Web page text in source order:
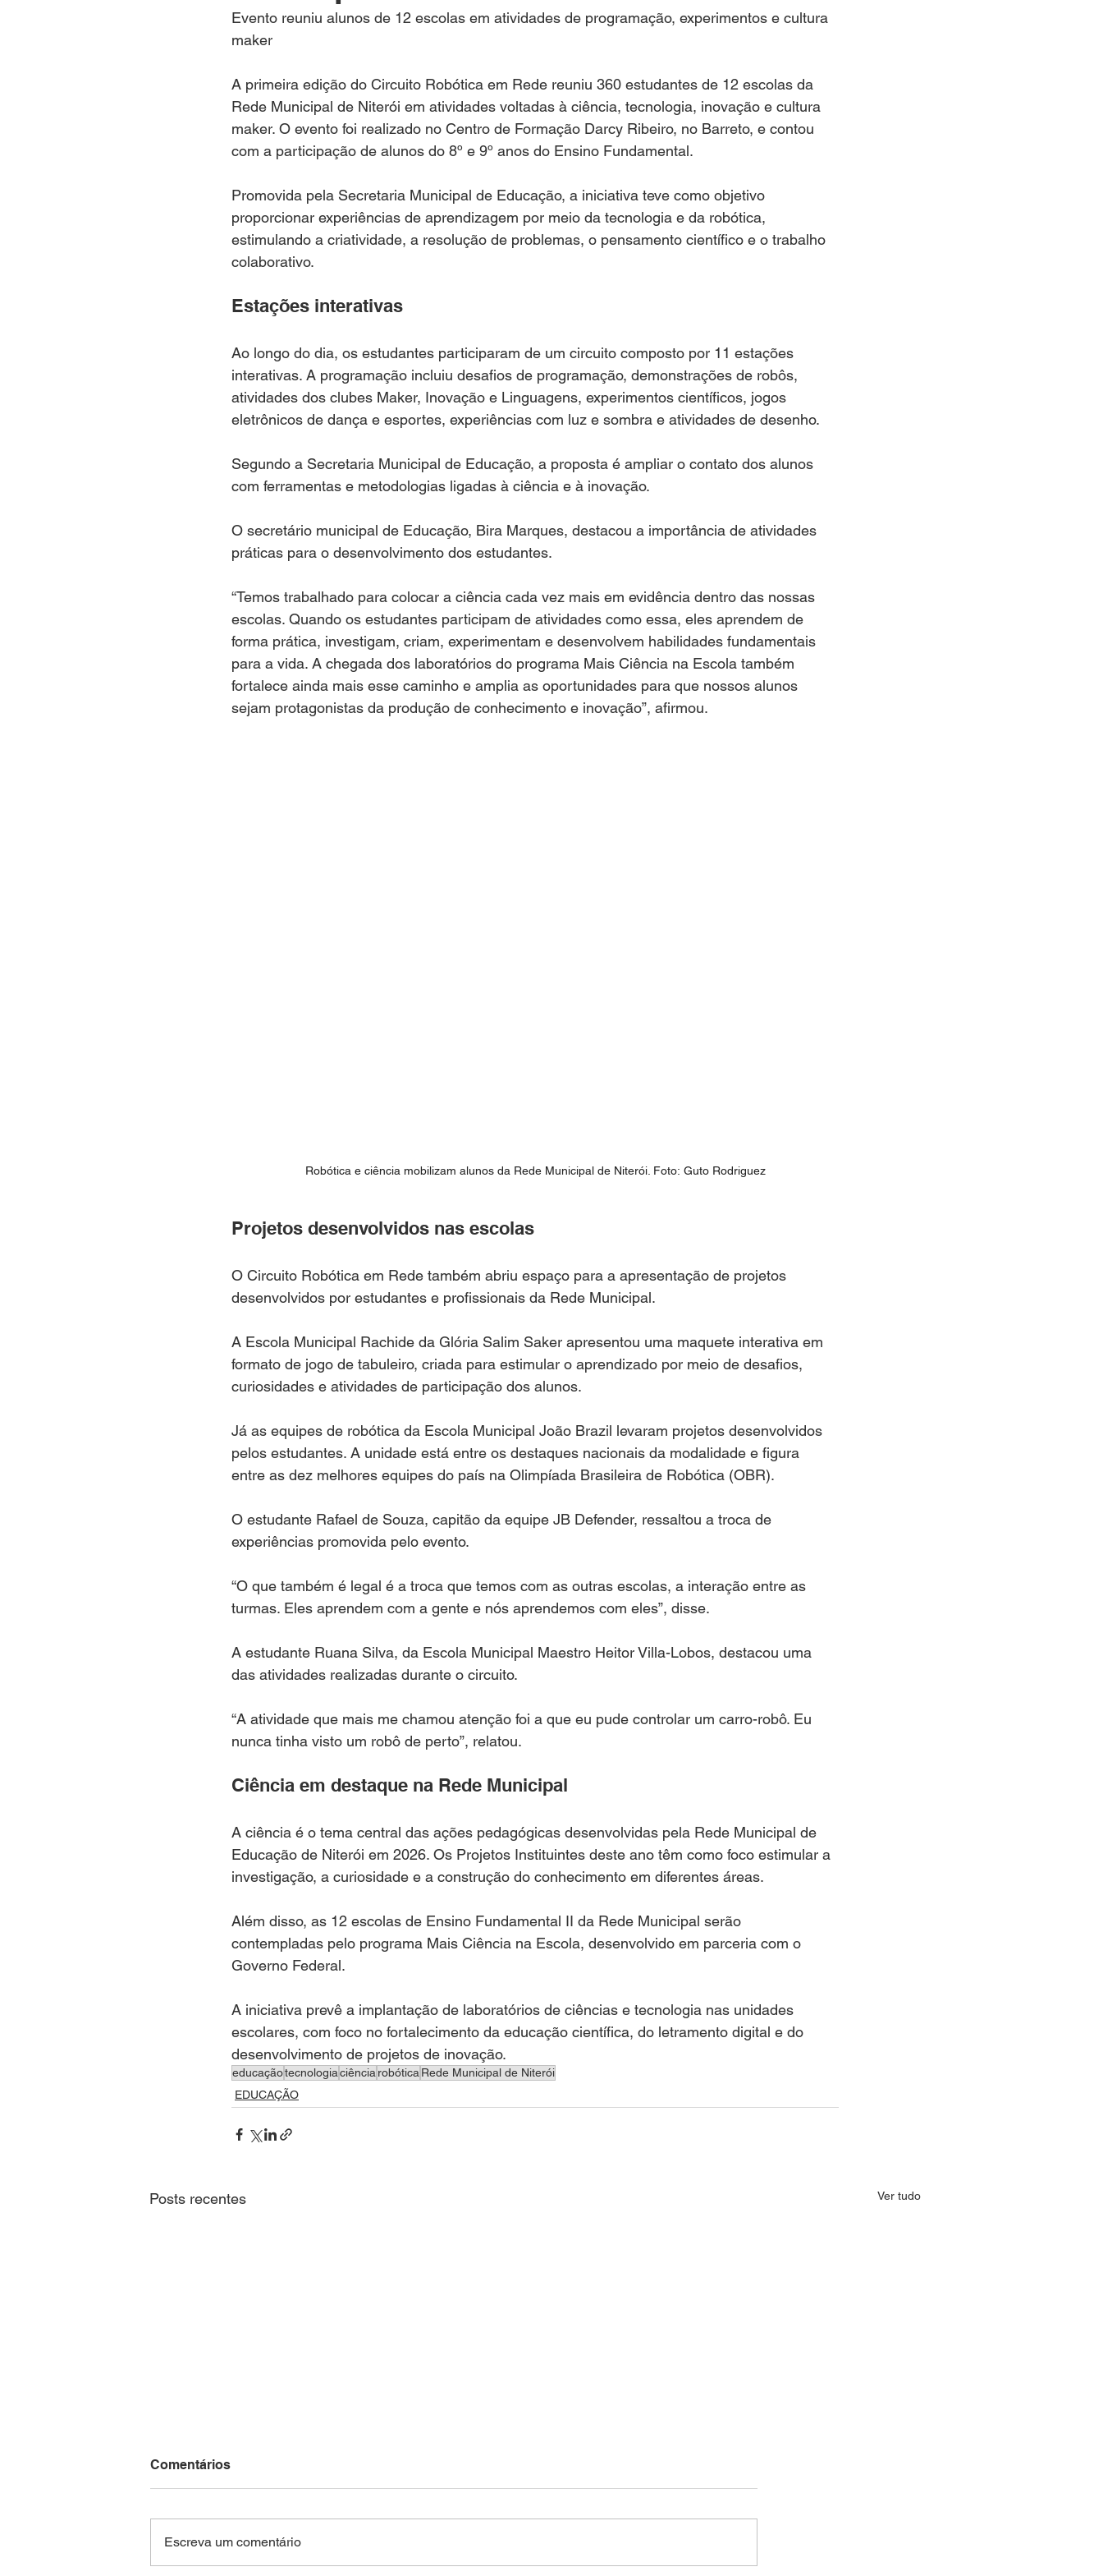
EMPRESAS E NEGÓCIOS
ESPIRITUALIDADE MULHER DIREITO ANIMAL MÍDIA
Evento reuniu alunos de 12 escolas em atividades de programação, experimentos e cultura
maker
A primeira edição do Circuito Robótica em Rede reuniu 360 estudantes de 12 escolas da
Rede Municipal de Niterói em atividades voltadas à ciência, tecnologia, inovação e cultura
maker. O evento foi realizado no Centro de Formação Darcy Ribeiro, no Barreto, e contou
com a participação de alunos do 8º e 9º anos do Ensino Fundamental.
Promovida pela Secretaria Municipal de Educação, a iniciativa teve como objetivo
proporcionar experiências de aprendizagem por meio da tecnologia e da robótica,
estimulando a criatividade, a resolução de problemas, o pensamento científico e o trabalho
colaborativo.
Estações interativas
Ao longo do dia, os estudantes participaram de um circuito composto por 11 estações
interativas. A programação incluiu desafios de programação, demonstrações de robôs,
atividades dos clubes Maker, Inovação e Linguagens, experimentos científicos, jogos
eletrônicos de dança e esportes, experiências com luz e sombra e atividades de desenho.
Segundo a Secretaria Municipal de Educação, a proposta é ampliar o contato dos alunos
com ferramentas e metodologias ligadas à ciência e à inovação.
O secretário municipal de Educação, Bira Marques, destacou a importância de atividades
práticas para o desenvolvimento dos estudantes.
“Temos trabalhado para colocar a ciência cada vez mais em evidência dentro das nossas
escolas. Quando os estudantes participam de atividades como essa, eles aprendem de
forma prática, investigam, criam, experimentam e desenvolvem habilidades fundamentais
para a vida. A chegada dos laboratórios do programa Mais Ciência na Escola também
fortalece ainda mais esse caminho e amplia as oportunidades para que nossos alunos
sejam protagonistas da produção de conhecimento e inovação”, afirmou.
Robótica e ciência mobilizam alunos da Rede Municipal de Niterói. Foto: Guto Rodriguez
Projetos desenvolvidos nas escolas
O Circuito Robótica em Rede também abriu espaço para a apresentação de projetos
desenvolvidos por estudantes e profissionais da Rede Municipal.
A Escola Municipal Rachide da Glória Salim Saker apresentou uma maquete interativa em
formato de jogo de tabuleiro, criada para estimular o aprendizado por meio de desafios,
curiosidades e atividades de participação dos alunos.
Já as equipes de robótica da Escola Municipal João Brazil levaram projetos desenvolvidos
pelos estudantes. A unidade está entre os destaques nacionais da modalidade e figura
entre as dez melhores equipes do país na Olimpíada Brasileira de Robótica (OBR).
O estudante Rafael de Souza, capitão da equipe JB Defender, ressaltou a troca de
experiências promovida pelo evento.
“O que também é legal é a troca que temos com as outras escolas, a interação entre as
turmas. Eles aprendem com a gente e nós aprendemos com eles”, disse.
A estudante Ruana Silva, da Escola Municipal Maestro Heitor Villa-Lobos, destacou uma
das atividades realizadas durante o circuito.
“A atividade que mais me chamou atenção foi a que eu pude controlar um carro-robô. Eu
nunca tinha visto um robô de perto”, relatou.
Ciência em destaque na Rede Municipal
A ciência é o tema central das ações pedagógicas desenvolvidas pela Rede Municipal de
Educação de Niterói em 2026. Os Projetos Instituintes deste ano têm como foco estimular a
investigação, a curiosidade e a construção do conhecimento em diferentes áreas.
Além disso, as 12 escolas de Ensino Fundamental II da Rede Municipal serão
contempladas pelo programa Mais Ciência na Escola, desenvolvido em parceria com o
Governo Federal.
A iniciativa prevê a implantação de laboratórios de ciências e tecnologia nas unidades
escolares, com foco no fortalecimento da educação científica, do letramento digital e do
desenvolvimento de projetos de inovação.
educaçãotecnologiaciência robótica Rede Municipal de Niterói
EDUCAÇÃO
Posts recentes Ver tudo
Comentários
Escreva um comentário